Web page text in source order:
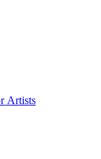
Artists